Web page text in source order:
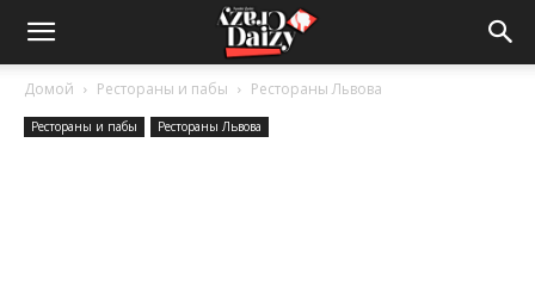
Crazy-
Daizy
Домой Рестораны и пабы Рестораны Львова
Рестораны и пабы Рестораны Львова